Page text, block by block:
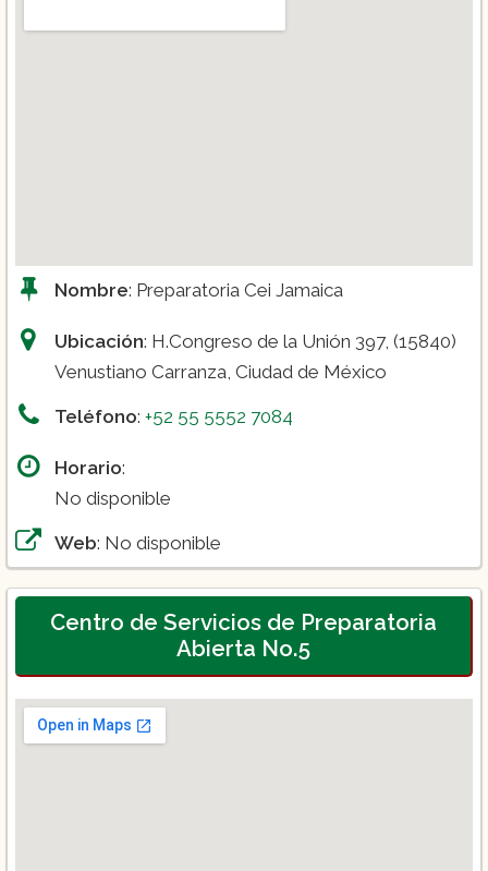
Nombre: Preparatoria Cei Jamaica
Ubicación: H.Congreso de la Unión 397, (15840)
Venustiano Carranza, Ciudad de México
Teléfono: +52 55 5552 7084
Horario:
No disponible
Web: No disponible
Centro de Servicios de Preparatoria
Abierta No.5